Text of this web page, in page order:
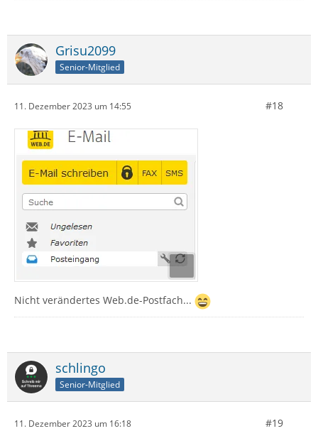
Grisu2099
Senior-Mitglied
11. Dezember 2023 um 14:55 #18
Nicht verändertes Web.de-Postfach...
schlingo
Senior-Mitglied
11. Dezember 2023 um 16:18 #19